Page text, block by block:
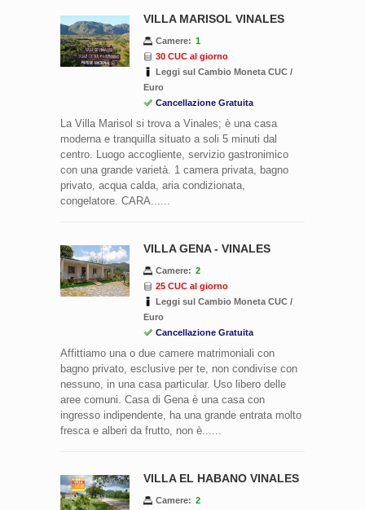
VILLA MARISOL VINALES
Camere: 1
30 CUC al giorno
Leggi sul Cambio Moneta CUC /
Euro
Cancellazione Gratuita
La Villa Marisol si trova a Vinales; è una casa
moderna e tranquilla situato a soli 5 ​​minuti dal
centro. Luogo accogliente, servizio gastronimico
con una grande varietà. 1 camera privata, bagno
privato, acqua calda, aria condizionata,
congelatore. CARA......
VILLA GENA - VINALES
Camere: 2
25 CUC al giorno
Leggi sul Cambio Moneta CUC /
Euro
Cancellazione Gratuita
Affittiamo una o due camere matrimoniali con
bagno privato, esclusive per te, non condivise con
nessuno, in una casa particular. Uso libero delle
aree comuni. Casa di Gena è una casa con
ingresso indipendente, ha una grande entrata molto
fresca e alberi da frutto, non è......
VILLA EL HABANO VINALES
Camere: 2